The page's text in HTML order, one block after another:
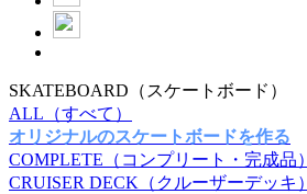
SKATEBOARD （スケートボード）
ALL （すべて）
オリジナルのスケートボードを作る
COMPLETE （コンプリート・完成品）
CRUISER DECK （クルーザーデッキ）